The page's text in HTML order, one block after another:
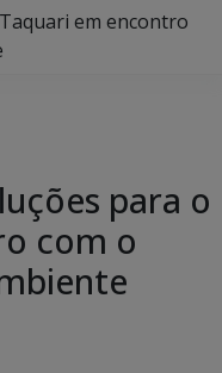
em encontro
para o
com o